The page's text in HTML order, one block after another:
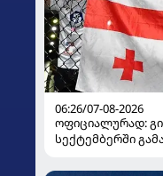
06:26/07-08-2026
ოფიციალურად:
სექტემბერში